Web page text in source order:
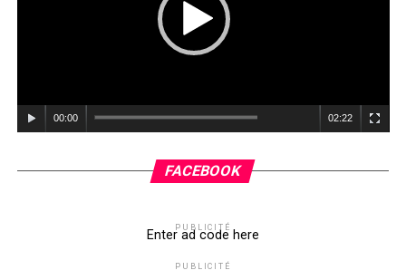
00:00 02:22
FACEBOOK
PUBLICITÉ
Enter ad code here
PUBLICITÉ